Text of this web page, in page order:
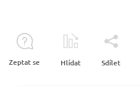
Zeptat se Hlídat Sdílet